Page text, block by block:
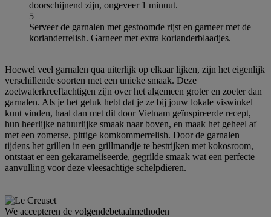
doorschijnend zijn, ongeveer 1 minuut.
5
Serveer de garnalen met gestoomde rijst en garneer met de
korianderrelish. Garneer met extra korianderblaadjes.
Hoewel veel garnalen qua uiterlijk op elkaar lijken, zijn het eigenlijk
verschillende soorten met een unieke smaak. Deze
zoetwaterkreeftachtigen zijn over het algemeen groter en zoeter dan
garnalen. Als je het geluk hebt dat je ze bij jouw lokale viswinkel
kunt vinden, haal dan met dit door Vietnam geïnspireerde recept,
hun heerlijke natuurlijke smaak naar boven, en maak het geheel af
met een zomerse, pittige komkommerrelish. Door de garnalen
tijdens het grillen in een grillmandje te bestrijken met kokosroom,
ontstaat er een gekarameliseerde, gegrilde smaak wat een perfecte
aanvulling voor deze vleesachtige schelpdieren.
We accepteren de volgendebetaalmethoden